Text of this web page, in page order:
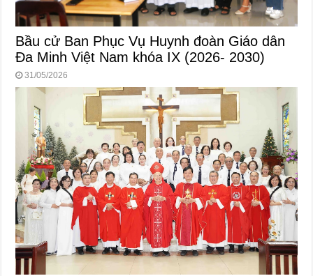
Bầu cử Ban Phục Vụ Huynh đoàn Giáo dân
Đa Minh Việt Nam khóa IX (2026- 2030)
31/05/2026